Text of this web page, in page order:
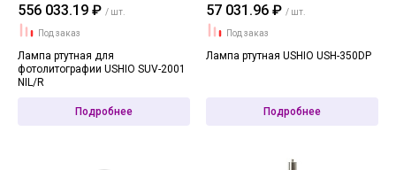
556 033.19 ₽ / шт.
Под заказ
Лампа ртутная для
фотолитографии USHIO SUV-2001
NIL/R
Подробнее
57 031.96 ₽ / шт.
Под заказ
Лампа ртутная USHIO USH-350DP
Подробнее